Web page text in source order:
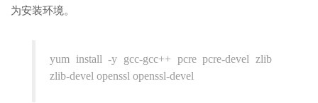
为安装环境。
yum install -y gcc-gcc++ pcre pcre-devel zlib
zlib-devel openssl openssl-devel